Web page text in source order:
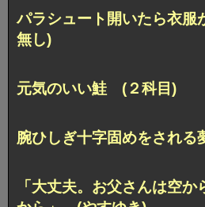
パラシュート開いたら衣
無し)
元気のいい鮭 (２科目)
腕ひしぎ十字固めをされ
「大丈夫。お父さんは空